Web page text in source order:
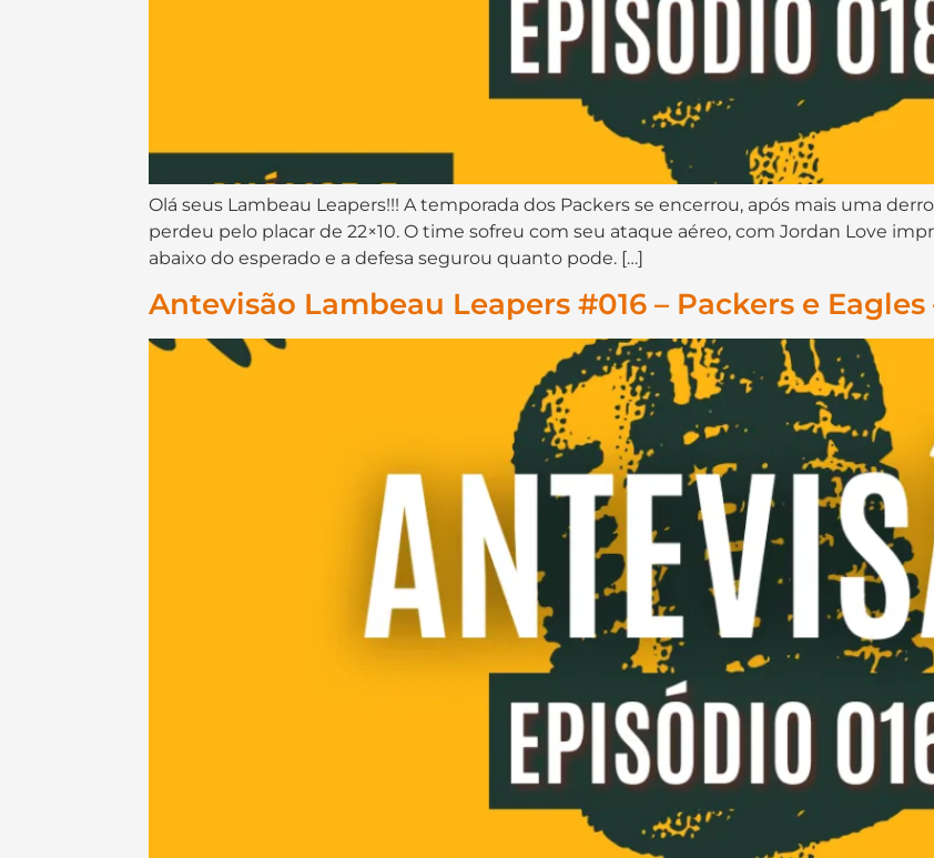
Olá seus Lambeau Leapers!!! A temporada dos Packers se encerrou, após mais uma
perdeu pelo placar de 22×10. O time sofreu com seu ataque aéreo, com Jordan Love
abaixo do esperado e a defesa segurou quanto pode. […]
Antevisão Lambeau Leapers #016 – Packers e